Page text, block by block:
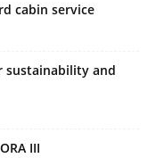
cabin service
sustainability and
III